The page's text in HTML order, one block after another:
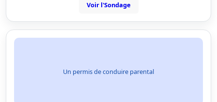
Voir l'Sondage
Un permis de conduire parental